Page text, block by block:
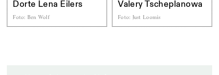
Dorte Lena Eilers
Foto: Ben Wolf
Valery Tscheplanowa
Foto: Just Loomis